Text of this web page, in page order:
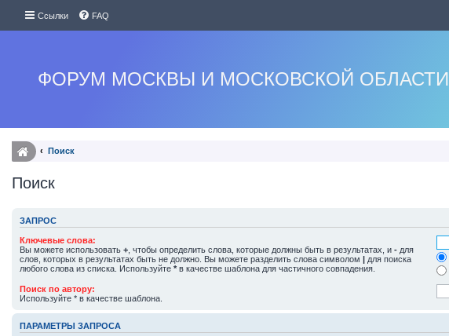
Ссылки FAQ
ФОРУМ МОСКВЫ И МОСКОВСКОЙ ОБЛАСТИ
Поиск
Поиск
ЗАПРОС
Ключевые слова:
Вы можете использовать + , чтобы определить слова, которые должны быть в результатах, и - для
слов, которых в результатах быть не должно. Вы можете разделить слова символом | для поиска
любого слова из списка. Используйте * в качестве шаблона для частичного совпадения.
Поиск по автору:
Используйте * в качестве шаблона.
ПАРАМЕТРЫ ЗАПРОСА